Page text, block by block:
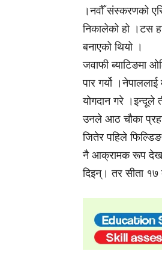
।नवौँ संस्करणको
निकालेको हो ।टस
बनाएको थियो ।
जवाफी ब्याटिङमा
पार गर्यो
योगदान गरे ।इन्दूले
उनले आठ चौका
जितेर पहिले
नै आक्रामक रूप
दिइन्। तर सीता